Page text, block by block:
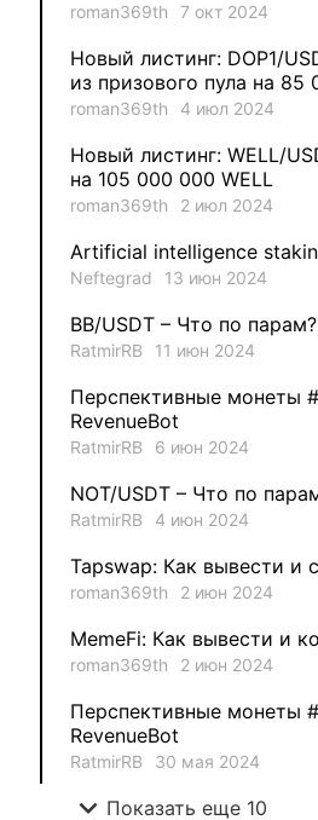
aleksandr-es 2
Jevick 1
MysticalEnergyNFT 1
DecimalChain 1
Ksenia 1
METAMINECRAFT
Kate_AAX 1
roman369th 7 окт 2024
Новый листинг: DOP1/
из призового пула на 85
roman369th 4 июл 2024
Новый листинг: WELL/
на 105 000 000 WELL
roman369th 2 июл 2024
Artificial intelligence
Neftegrad 13 июн 2024
BB/USDT – Что по парам?
RatmirRB 11 июн 2024
Перспективные монеты
RevenueBot
RatmirRB 6 июн 2024
NOT/USDT – Что по
RatmirRB 4 июн 2024
Tapswap: Как вывести и
roman369th 2 июн 2024
MemeFi: Как вывести и
roman369th 2 июн 2024
Перспективные монеты
RevenueBot
RatmirRB 30 мая 2024
expand_more Показать еще 10